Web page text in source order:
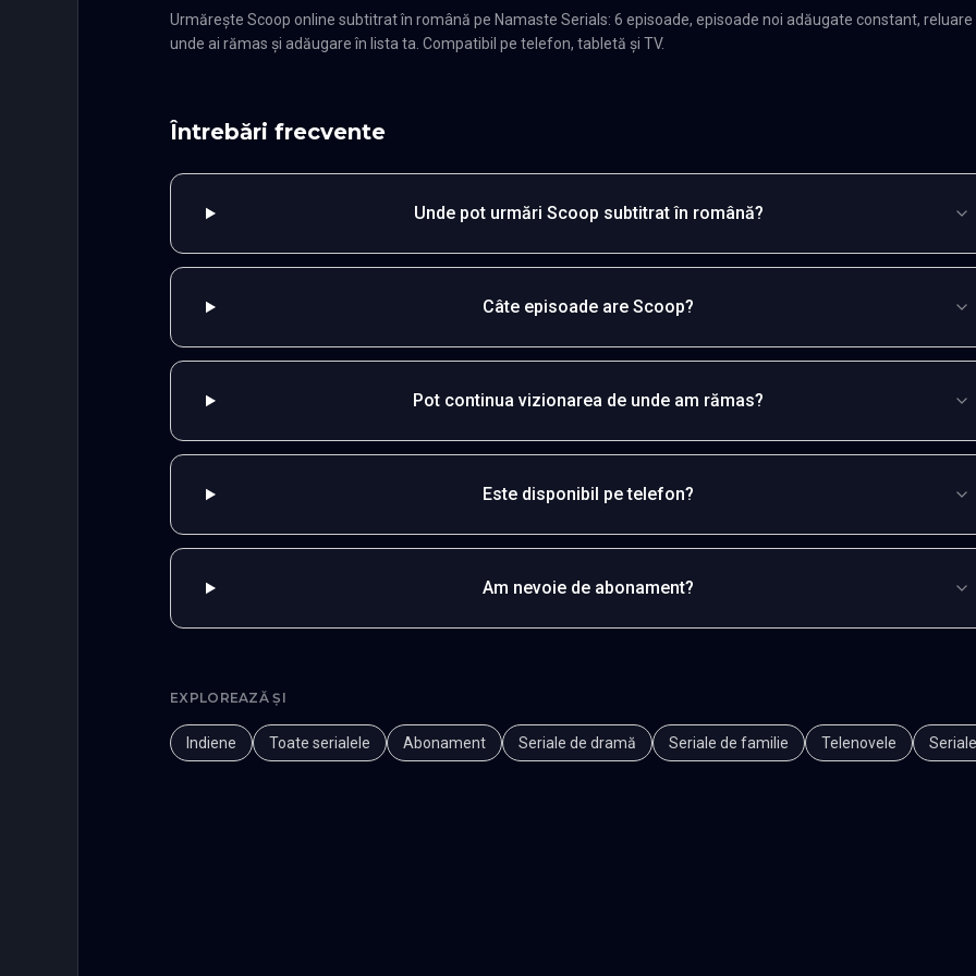
Urmărește Scoop online subtitrat în română pe Namaste Serials: 6 episoade, episoade noi adăugate constant, reluare
unde ai rămas și adăugare în lista ta. Compatibil pe telefon, tabletă și TV.
Întrebări frecvente
Unde pot urmări Scoop subtitrat în română?
Câte episoade are Scoop?
Pot continua vizionarea de unde am rămas?
Este disponibil pe telefon?
Am nevoie de abonament?
EXPLOREAZĂ ȘI
Indiene Toate serialele Abonament Seriale de dramă Seriale de familie Telenovele